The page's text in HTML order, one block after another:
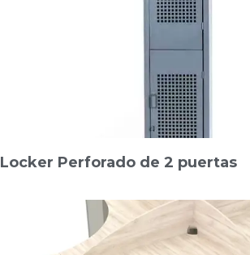
Locker Perforado de 2 puertas